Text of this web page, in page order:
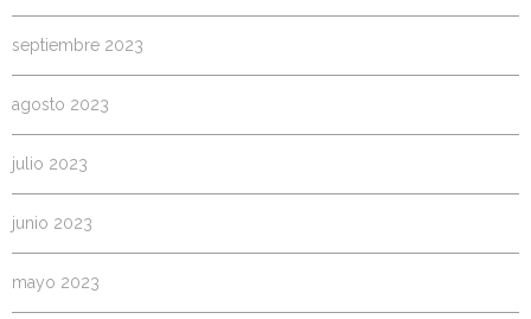
septiembre 2023
agosto 2023
julio 2023
junio 2023
mayo 2023